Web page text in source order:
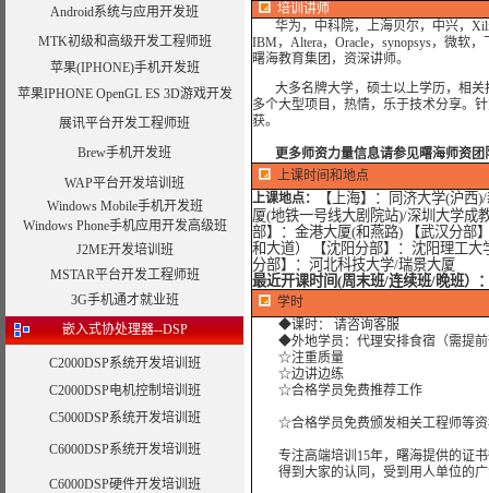
Android系统与应用开发班
MTK初级和高级开发工程师班
苹果(IPHONE)手机开发班
苹果IPHONE OpenGL ES 3D游戏开发
展讯平台开发工程师班
Brew手机开发班
WAP平台开发培训班
Windows Mobile手机开发班
Windows Phone手机应用开发高级班
J2ME开发培训班
MSTAR平台开发工程师班
3G手机通才就业班
嵌入式协处理器--DSP
C2000DSP系统开发培训班
C2000DSP电机控制培训班
C5000DSP系统开发培训班
C6000DSP系统开发培训班
C6000DSP硬件开发培训班
培训讲师
华为，中科院，上海贝尔，中兴，
IBM，Altera，Oracle，synopsys，微软
曙海教育集团，资深讲师。
大多名牌大学，硕士以上学历，相
多个大型项目，热情，乐于技术分享。
获。
更多师资力量信息请参见曙海师资
上课时间和地点
上课地点：
【上海】：同济大学(沪
厦(地铁一号线大剧院站)/深圳大学成
部】：金港大厦(和燕路) 【武汉分部
和大道） 【沈阳分部】：沈阳理工
分部】：河北科技大学/瑞景大厦
最近开课时间(周末班/连续班/晚班）
学时
◆课时： 请咨询客服
◆外地学员：代理安排食宿（需提前
☆注重质量
☆边讲边练
☆合格学员免费推荐工作
☆合格学员免费颁发相关工程师等资
专注高端培训15年，曙海提供的证书
得到大家的认同，受到用人单位的广